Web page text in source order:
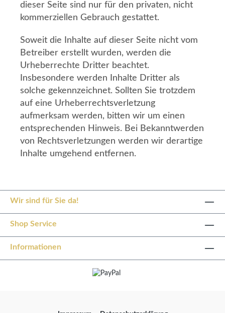
dieser Seite sind nur für den privaten, nicht
kommerziellen Gebrauch gestattet.
Soweit die Inhalte auf dieser Seite nicht vom
Betreiber erstellt wurden, werden die
Urheberrechte Dritter beachtet.
Insbesondere werden Inhalte Dritter als
solche gekennzeichnet. Sollten Sie trotzdem
auf eine Urheberrechtsverletzung
aufmerksam werden, bitten wir um einen
entsprechenden Hinweis. Bei Bekanntwerden
von Rechtsverletzungen werden wir derartige
Inhalte umgehend entfernen.
Wir sind für Sie da!
Shop Service
Informationen